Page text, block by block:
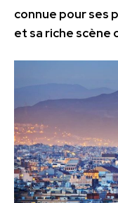
connue pour ses
et sa riche scène